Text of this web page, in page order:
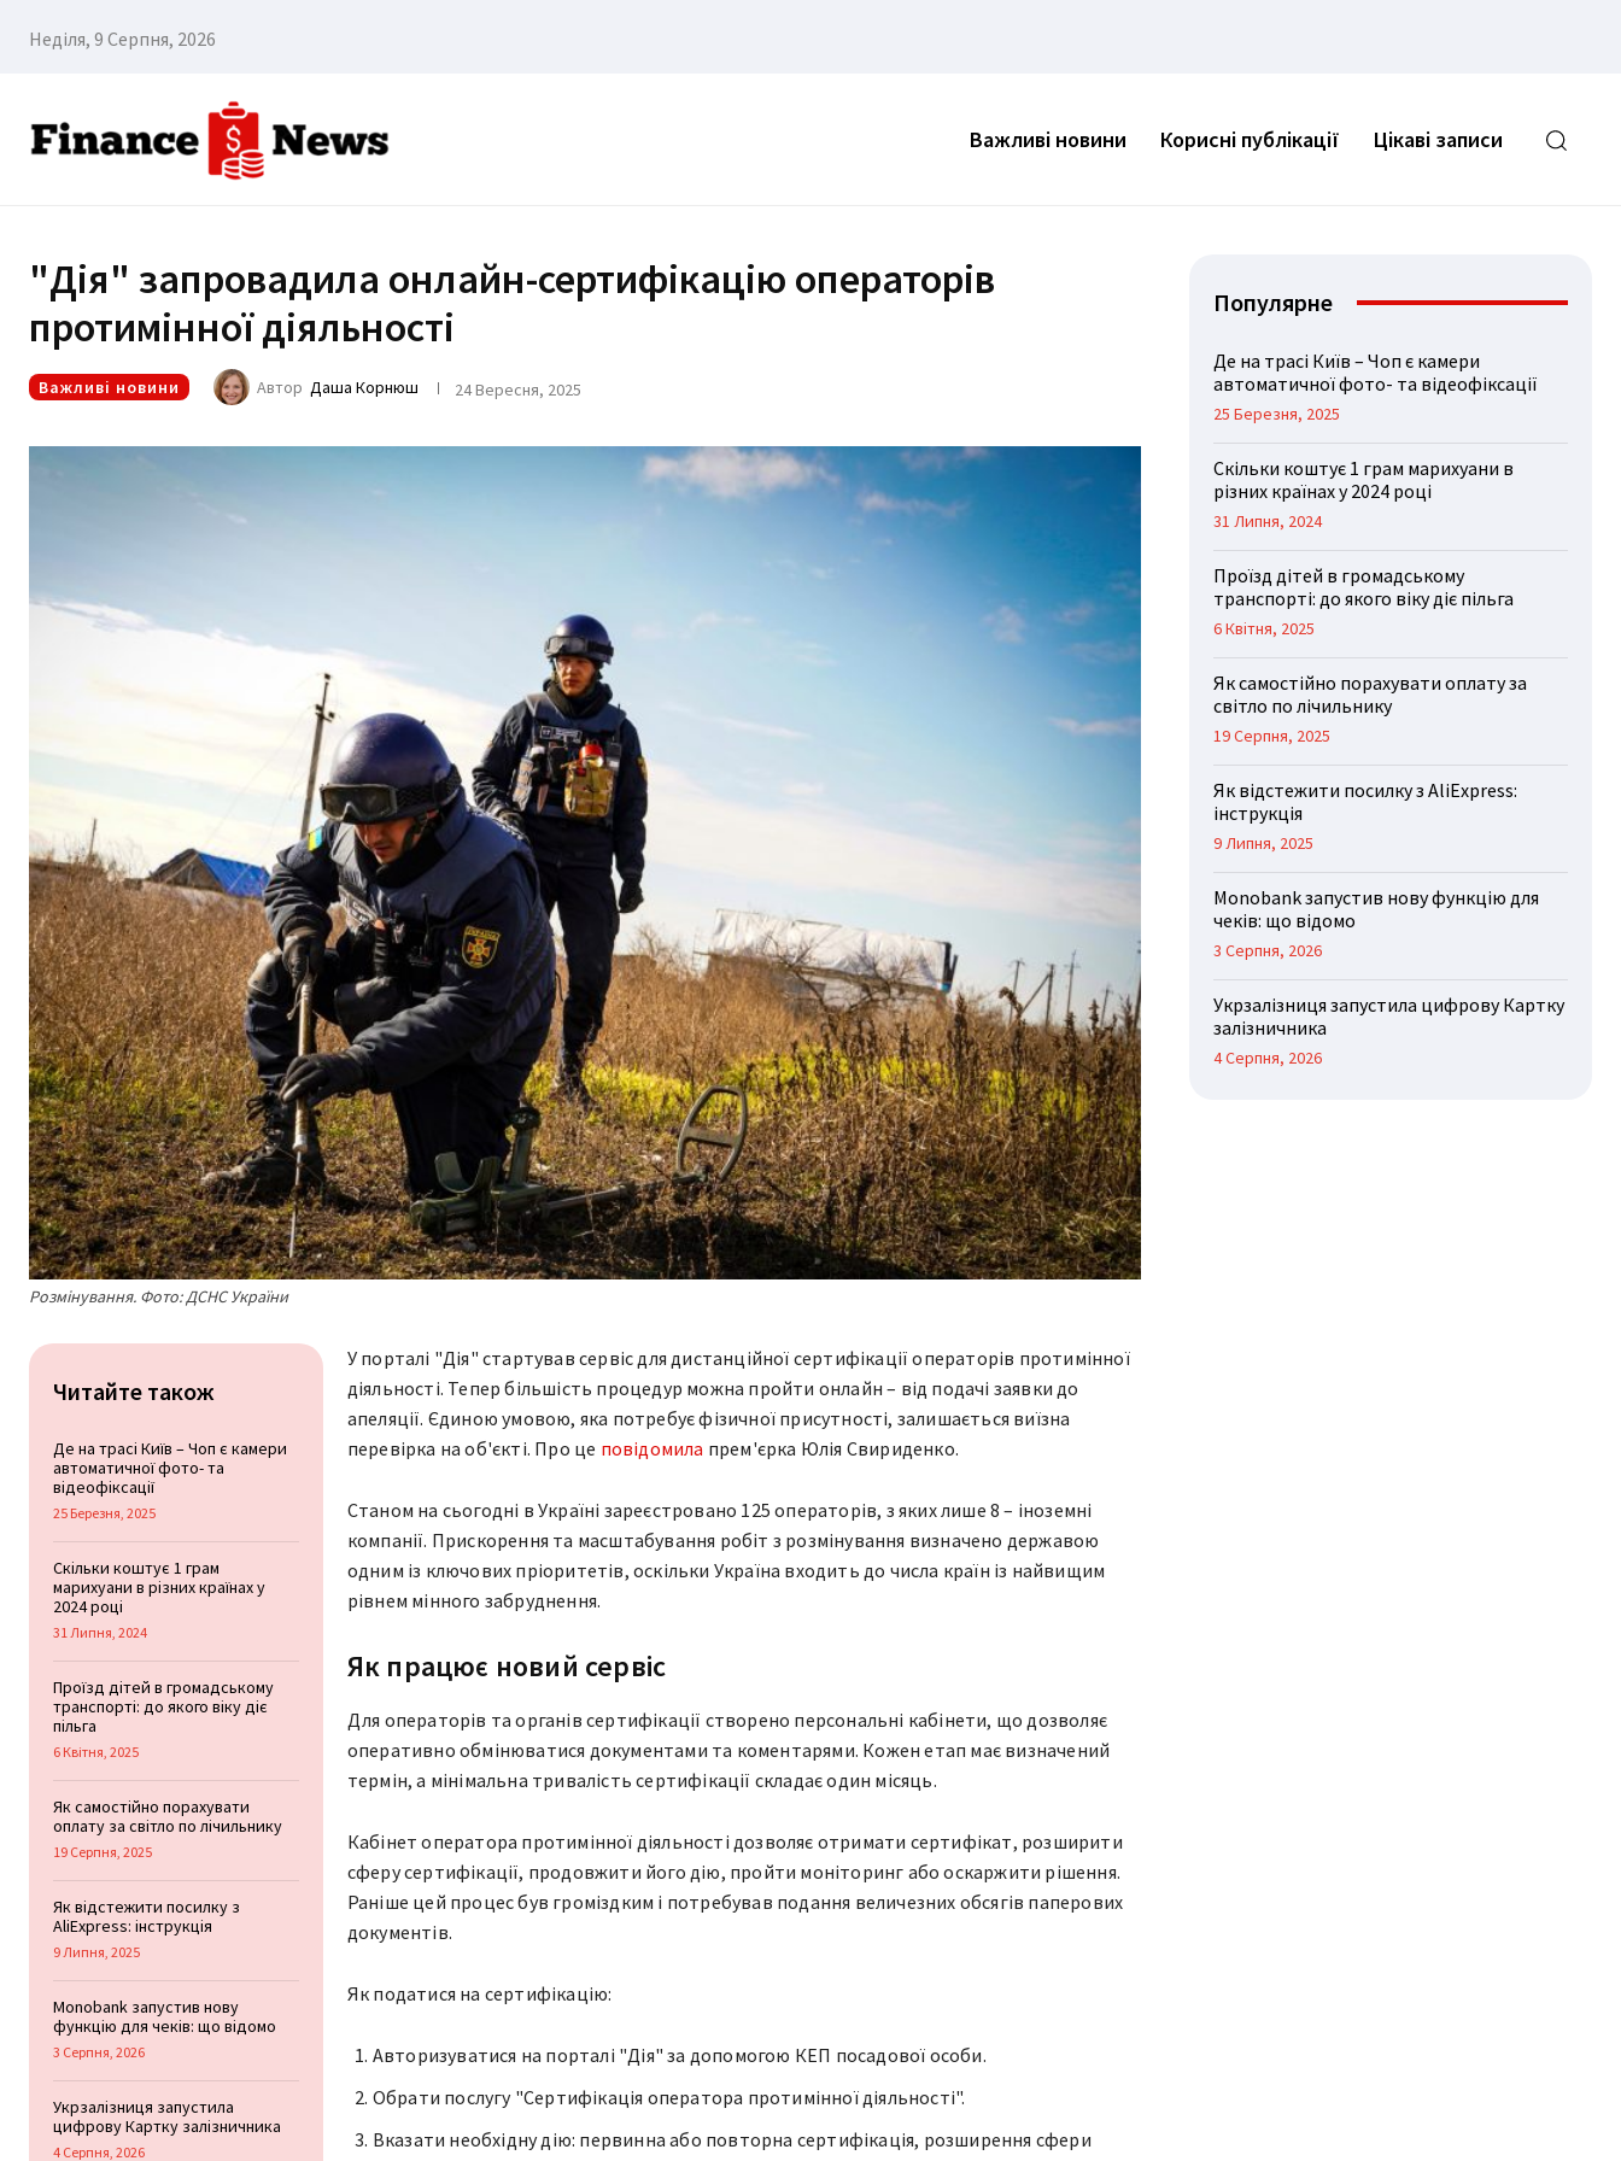
Неділя, 9 Серпня, 2026
Важливі новини Корисні публікації Цікаві записи
"Дія" запровадила онлайн-сертифікацію операторів
протимінної діяльності
Важливі новини Автор Даша Корнюш 24 Вересня, 2025
Розмінування. Фото: ДСНС України
Читайте також
Де на трасі Київ – Чоп є камери
автоматичної фото- та
відеофіксації
25 Березня, 2025
Скільки коштує 1 грам
марихуани в різних країнах у
2024 році
31 Липня, 2024
Проїзд дітей в громадському
транспорті: до якого віку діє
пільга
6 Квітня, 2025
Як самостійно порахувати
оплату за світло по лічильнику
19 Серпня, 2025
Як відстежити посилку з
AliExpress: інструкція
9 Липня, 2025
Monobank запустив нову
функцію для чеків: що відомо
3 Серпня, 2026
Укрзалізниця запустила
цифрову Картку залізничника
4 Серпня, 2026
У порталі "Дія" стартував сервіс для дистанційної сертифікації операторів протимінної
діяльності. Тепер більшість процедур можна пройти онлайн – від подачі заявки до
апеляції. Єдиною умовою, яка потребує фізичної присутності, залишається виїзна
перевірка на об'єкті. Про це повідомила прем'єрка Юлія Свириденко.
Станом на сьогодні в Україні зареєстровано 125 операторів, з яких лише 8 – іноземні
компанії. Прискорення та масштабування робіт з розмінування визначено державою
одним із ключових пріоритетів, оскільки Україна входить до числа країн із найвищим
рівнем мінного забруднення.
Як працює новий сервіс
Для операторів та органів сертифікації створено персональні кабінети, що дозволяє
оперативно обмінюватися документами та коментарями. Кожен етап має визначений
термін, а мінімальна тривалість сертифікації складає один місяць.
Кабінет оператора протимінної діяльності дозволяє отримати сертифікат, розширити
сферу сертифікації, продовжити його дію, пройти моніторинг або оскаржити рішення.
Раніше цей процес був громіздким і потребував подання величезних обсягів паперових
документів.
Як податися на сертифікацію:
Авторизуватися на порталі "Дія" за допомогою КЕП посадової особи.
Обрати послугу "Сертифікація оператора протимінної діяльності".
Вказати необхідну дію: первинна або повторна сертифікація, розширення сфери
Популярне
Де на трасі Київ – Чоп є камери
автоматичної фото- та відеофіксації
25 Березня, 2025
Скільки коштує 1 грам марихуани в
різних країнах у 2024 році
31 Липня, 2024
Проїзд дітей в громадському
транспорті: до якого віку діє пільга
6 Квітня, 2025
Як самостійно порахувати оплату за
світло по лічильнику
19 Серпня, 2025
Як відстежити посилку з AliExpress:
інструкція
9 Липня, 2025
Monobank запустив нову функцію для
чеків: що відомо
3 Серпня, 2026
Укрзалізниця запустила цифрову Картку
залізничника
4 Серпня, 2026